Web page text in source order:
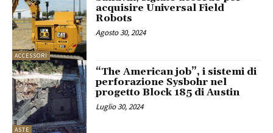
ACCESSORI
acquisire Universal Field
Robots
Agosto 30, 2024
ASTE
“The American job”, i sistemi di
perforazione Sysbohr nel
progetto Block 185 di Austin
Luglio 30, 2024